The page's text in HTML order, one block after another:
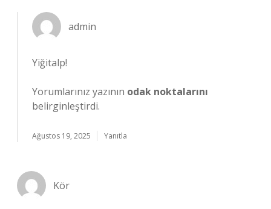
admin
Yiğitalp!
Yorumlarınız yazının odak noktalarını
belirginleştirdi.
Ağustos 19, 2025 Yanıtla
Kör